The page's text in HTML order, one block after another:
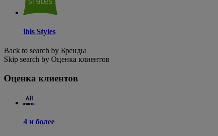
ibis Styles
Back to search by Бренды
Skip search by Оценка клиентов
Оценка клиентов
4 и более